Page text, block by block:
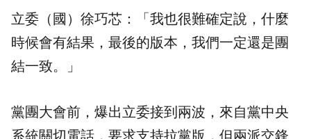
立委（國）徐巧芯：「我也很難確定說，什麼
時候會有結果，最後的版本，我們一定還是團
結一致。」
黨團大會前，爆出立委接到兩波，來自黨中央
系統關切電話，要求支持拉黨版，但兩派交鋒